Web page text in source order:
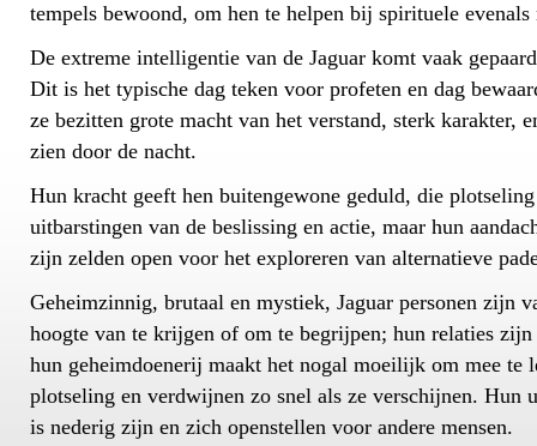
tempels bewoond, om hen te helpen bij spirituele evenals
De extreme intelligentie van de Jaguar komt vaak
Dit is het typische dag teken voor profeten en dag
ze bezitten grote macht van het verstand, sterk karakter,
zien door de nacht.
Hun kracht geeft hen buitengewone geduld, die
uitbarstingen van de beslissing en actie, maar hun
zijn zelden open voor het exploreren van alternatieve
Geheimzinnig, brutaal en mystiek, Jaguar personen zijn
hoogte van te krijgen of om te begrijpen; hun relaties
hun geheimdoenerij maakt het nogal moeilijk om mee te
plotseling en verdwijnen zo snel als ze verschijnen. Hun
is nederig zijn en zich openstellen voor andere mensen.